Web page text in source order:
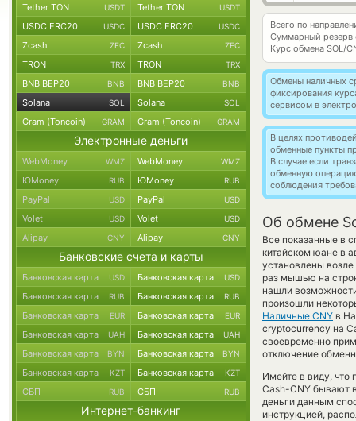
Всего по
Суммарный резерв
Курс обмена SOL/
Обмены наличных
фиксирования
сервисом в
В целях
обменные пункты
В случае если
обменную
соблюдения
Об обмене
Все показанные в
китайском юане в
установлены возле
раз мышью на
нашли
произошли
Наличные CNY в
cryptocurrency на
своевременно
отключение
Имейте в виду, что
Cash-CNY бывают
деньги данным
инструкцией,
Tether TON USDT Tether TON USDT
USDC ERC20 USDC USDC ERC20 USDC
Zcash ZEC Zcash ZEC
TRON TRX TRON TRX
BNB BEP20 BNB BNB BEP20 BNB
Solana SOL Solana SOL
Gram (Toncoin) GRAM Gram (Toncoin) GRAM
Электронные деньги
WebMoney WMZ WebMoney WMZ
ЮMoney RUB ЮMoney RUB
PayPal USD PayPal USD
Volet USD Volet USD
Alipay CNY Alipay CNY
Банковские счета и карты
Банковская карта USD Банковская карта USD
Банковская карта RUB Банковская карта RUB
Банковская карта EUR Банковская карта EUR
Банковская карта UAH Банковская карта UAH
Банковская карта BYN Банковская карта BYN
Банковская карта KZT Банковская карта KZT
СБП RUB СБП RUB
Интернет-банкинг